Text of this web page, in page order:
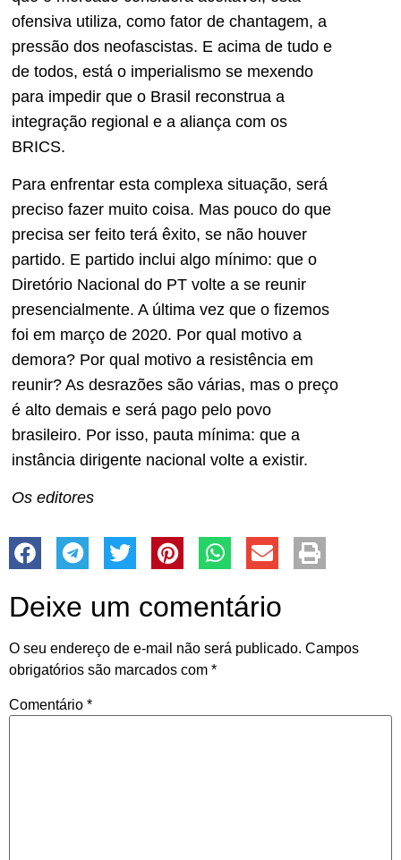
ofensiva utiliza, como fator de chantagem, a
pressão dos neofascistas. E acima de tudo e
de todos, está o imperialismo se mexendo
para impedir que o Brasil reconstrua a
integração regional e a aliança com os
BRICS.
Para enfrentar esta complexa situação, será
preciso fazer muito coisa. Mas pouco do que
precisa ser feito terá êxito, se não houver
partido. E partido inclui algo mínimo: que o
Diretório Nacional do PT volte a se reunir
presencialmente. A última vez que o fizemos
foi em março de 2020. Por qual motivo a
demora? Por qual motivo a resistência em
reunir? As desrazões são várias, mas o preço
é alto demais e será pago pelo povo
brasileiro. Por isso, pauta mínima: que a
instância dirigente nacional volte a existir.
Os editores
Deixe um comentário
O seu endereço de e-mail não será publicado. Campos
obrigatórios são marcados com *
Comentário *